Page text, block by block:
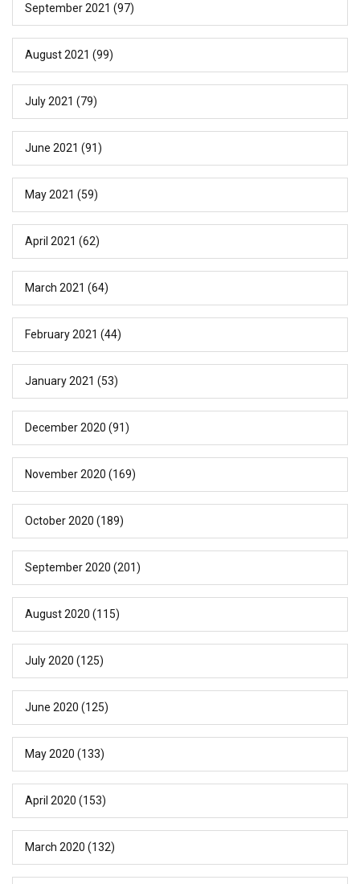
September 2021 (97)
August 2021 (99)
July 2021 (79)
June 2021 (91)
May 2021 (59)
April 2021 (62)
March 2021 (64)
February 2021 (44)
January 2021 (53)
December 2020 (91)
November 2020 (169)
October 2020 (189)
September 2020 (201)
August 2020 (115)
July 2020 (125)
June 2020 (125)
May 2020 (133)
April 2020 (153)
March 2020 (132)